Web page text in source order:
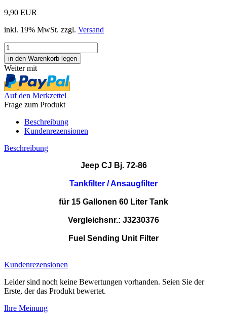
9,90 EUR
inkl. 19% MwSt. zzgl. Versand
Weiter mit
Auf den Merkzettel
Frage zum Produkt
Beschreibung
Kundenrezensionen
Beschreibung
Jeep CJ Bj. 72-86
Tankfilter / Ansaugfilter
für 15 Gallonen 60 Liter Tank
Vergleichsnr.: J3230376
Fuel Sending Unit Filter
Kundenrezensionen
Leider sind noch keine Bewertungen vorhanden. Seien Sie der
Erste, der das Produkt bewertet.
Ihre Meinung